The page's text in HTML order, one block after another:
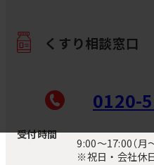
くすり相談窓口
0120-
受付時間
9:00〜17:00（月
※祝日・会社休